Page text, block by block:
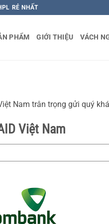
RẺ NHẤT
PHẨM GIỚI THIỆU VÁCH
Nam trân trọng gửi quý
Việt Nam